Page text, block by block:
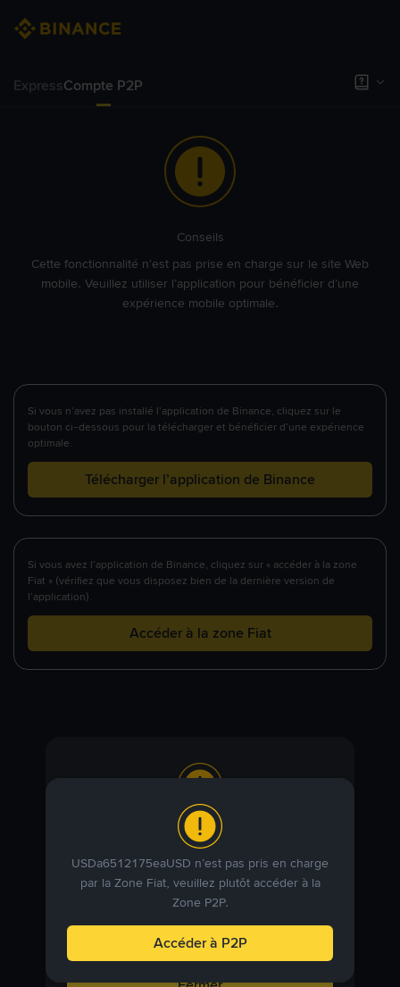
ExpressCompte P2P
Conseils
Cette fonctionnalité n’est pas prise en charge sur le site Web
mobile. Veuillez utiliser l’application pour bénéficier d’une
expérience mobile optimale.
Si vous n’avez pas installé l’application de Binance, cliquez sur le
bouton ci-dessous pour la télécharger et bénéficier d’une expérience
optimale.
Télécharger l’application de Binance
Si vous avez l’application de Binance, cliquez sur « accéder à la zone
Fiat » (vérifiez que vous disposez bien de la dernière version de
l’application).
Accéder à la zone Fiat
Avis de service
Les détails de votre compte indiquent que vous
essayez d’accéder à nos services depuis une
juridiction faisant l’objet de restrictions. Nous
ne sommes pas en mesure de fournir certains
services aux utilisateurs de cette juridiction.
USDa6512175eaUSD n’est pas pris en charge
par la Zone Fiat, veuillez plutôt accéder à la
Zone P2P.
Accéder à P2P